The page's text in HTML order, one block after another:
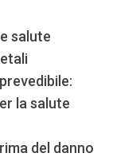
salute
la salute
del danno